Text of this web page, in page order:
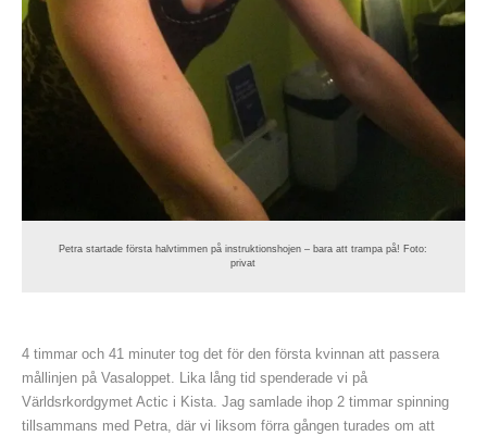
Petra startade första halvtimmen på instruktionshojen – bara att trampa på! Foto:
privat
4 timmar och 41 minuter tog det för den första kvinnan att passera
mållinjen på Vasaloppet. Lika lång tid spenderade vi på
Världsrkordgymet Actic i Kista. Jag samlade ihop 2 timmar spinning
tillsammans med Petra, där vi liksom förra gången turades om att